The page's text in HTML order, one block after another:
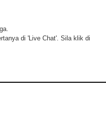
di 'Live Chat'. Sila klik di